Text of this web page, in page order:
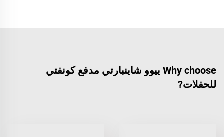
Why choose ييوو شاينبارتي مدفع كونفتي
للحفلات?